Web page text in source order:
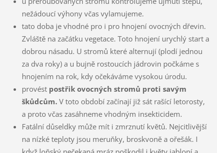
nežádoucí výhony včas vylamujeme.
tato doba je vhodné pro i pro hnojení ovocných dřevin.
Zvláště na začátku vegetace. Toto hnojení urychlý start a
dobrou násadu. U stromů které alternují (plodí jednou
za dva roky) a u bujně rostoucích jádrovin počkáme s
hnojením na rok, kdy očekáváme vysokou úrodu.
provést postřik ovocných stromů proti savým
škůdcům. V toto období začínají již sát rašící letorosty,
a proto včas zasáhneme vhodným insekticidem.
Fatální důseldky může mít i zmrznutí květů. Nejcitlivější
na nízké teploty jsou meruňky, broskvoně a ořešák. I